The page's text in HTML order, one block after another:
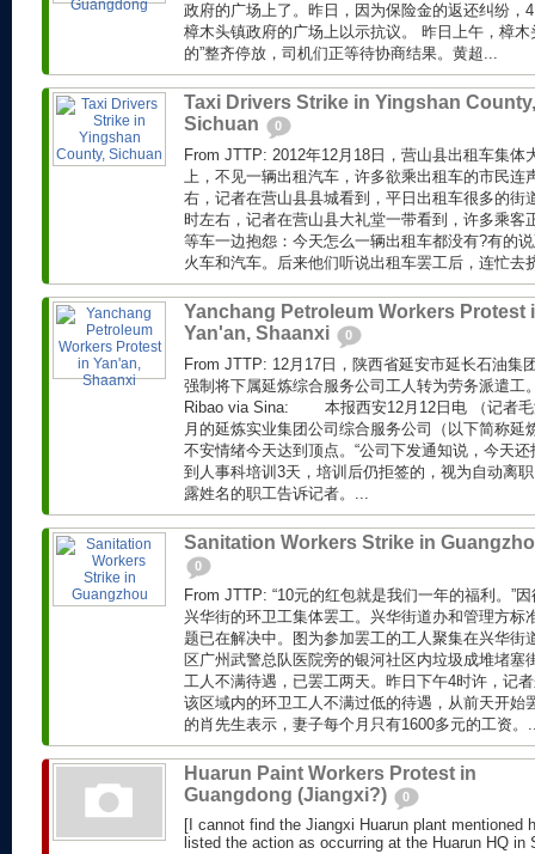
政府的广场上了。昨日，因为保险金的返还纠纷，
樟木头镇政府的广场上以示抗议。 昨日上午，樟木
的”整齐停放，司机们正等待协商结果。黄超...
Taxi Drivers Strike in Yingshan County,
Sichuan
0
From JTTP: 2012年12月18日，营山县出租车集体
上，不见一辆出租汽车，许多欲乘出租车的市民连
右，记者在营山县县城看到，平日出租车很多的街
时左右，记者在营山县大礼堂一带看到，许多乘客
等车一边抱怨：今天怎么一辆出租车都没有?有的
火车和汽车。后来他们听说出租车罢工后，连忙去
Yanchang Petroleum Workers Protest
Yan'an, Shaanxi
0
From JTTP: 12月17日，陕西省延安市延长石油集
强制将下属延炼综合服务公司工人转为劳务派遣工
Ribao via Sina: 本报西安12月12日电 （记者毛
月的延炼实业集团公司综合服务公司（以下简称延
不安情绪今天达到顶点。“公司下发通知说，今天
到人事科培训3天，培训后仍拒签的，视为自动离
露姓名的职工告诉记者。...
Sanitation Workers Strike in
0
From JTTP: “10元的红包就是我们一年的福利。”
兴华街的环卫工集体罢工。兴华街道办和管理方标
题已在解决中。图为参加罢工的工人聚集在兴华街
区广州武警总队医院旁的银河社区内垃圾成堆堵塞
工人不满待遇，已罢工两天。昨日下午4时许，记
该区域内的环卫工人不满过低的待遇，从前天开始
的肖先生表示，妻子每个月只有1600多元的工资。
Huarun Paint Workers Protest in
Guangdong (Jiangxi?)
0
[I cannot find the Jiangxi Huarun plant mentioned
listed the action as occurring at the Huarun HQ in